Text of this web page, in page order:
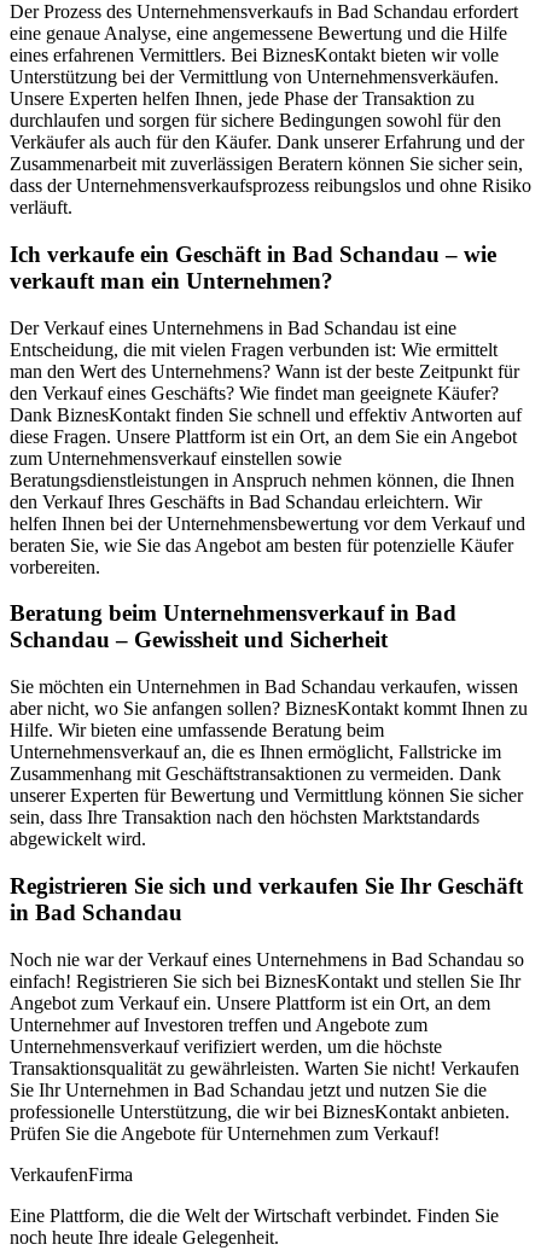
Der Prozess des Unternehmensverkaufs in Bad Schandau erfordert
eine genaue Analyse, eine angemessene Bewertung und die Hilfe
eines erfahrenen Vermittlers. Bei BiznesKontakt bieten wir volle
Unterstützung bei der Vermittlung von Unternehmensverkäufen.
Unsere Experten helfen Ihnen, jede Phase der Transaktion zu
durchlaufen und sorgen für sichere Bedingungen sowohl für den
Verkäufer als auch für den Käufer. Dank unserer Erfahrung und der
Zusammenarbeit mit zuverlässigen Beratern können Sie sicher sein,
dass der Unternehmensverkaufsprozess reibungslos und ohne Risiko
verläuft.
Ich verkaufe ein Geschäft in Bad Schandau – wie
verkauft man ein Unternehmen?
Der Verkauf eines Unternehmens in Bad Schandau ist eine
Entscheidung, die mit vielen Fragen verbunden ist: Wie ermittelt
man den Wert des Unternehmens? Wann ist der beste Zeitpunkt für
den Verkauf eines Geschäfts? Wie findet man geeignete Käufer?
Dank BiznesKontakt finden Sie schnell und effektiv Antworten auf
diese Fragen. Unsere Plattform ist ein Ort, an dem Sie ein Angebot
zum Unternehmensverkauf einstellen sowie
Beratungsdienstleistungen in Anspruch nehmen können, die Ihnen
den Verkauf Ihres Geschäfts in Bad Schandau erleichtern. Wir
helfen Ihnen bei der Unternehmensbewertung vor dem Verkauf und
beraten Sie, wie Sie das Angebot am besten für potenzielle Käufer
vorbereiten.
Beratung beim Unternehmensverkauf in Bad
Schandau – Gewissheit und Sicherheit
Sie möchten ein Unternehmen in Bad Schandau verkaufen, wissen
aber nicht, wo Sie anfangen sollen? BiznesKontakt kommt Ihnen zu
Hilfe. Wir bieten eine umfassende Beratung beim
Unternehmensverkauf an, die es Ihnen ermöglicht, Fallstricke im
Zusammenhang mit Geschäftstransaktionen zu vermeiden. Dank
unserer Experten für Bewertung und Vermittlung können Sie sicher
sein, dass Ihre Transaktion nach den höchsten Marktstandards
abgewickelt wird.
Registrieren Sie sich und verkaufen Sie Ihr Geschäft
in Bad Schandau
Noch nie war der Verkauf eines Unternehmens in Bad Schandau so
einfach! Registrieren Sie sich bei BiznesKontakt und stellen Sie Ihr
Angebot zum Verkauf ein. Unsere Plattform ist ein Ort, an dem
Unternehmer auf Investoren treffen und Angebote zum
Unternehmensverkauf verifiziert werden, um die höchste
Transaktionsqualität zu gewährleisten. Warten Sie nicht! Verkaufen
Sie Ihr Unternehmen in Bad Schandau jetzt und nutzen Sie die
professionelle Unterstützung, die wir bei BiznesKontakt anbieten.
Prüfen Sie die Angebote für Unternehmen zum Verkauf!
VerkaufenFirma
Eine Plattform, die die Welt der Wirtschaft verbindet. Finden Sie
noch heute Ihre ideale Gelegenheit.